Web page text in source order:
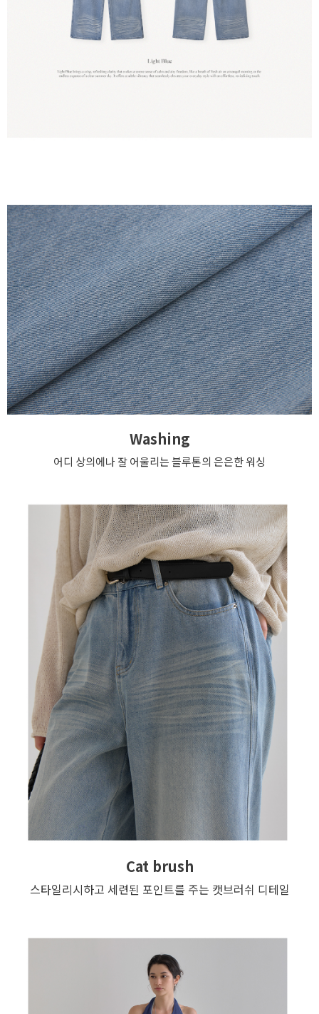
Washing
어디 상의에나 잘 어울리는 블루톤의 은은한 워싱
Cat brush
스타일리시하고 세련된 포인트를 주는 캣브러쉬 디테일